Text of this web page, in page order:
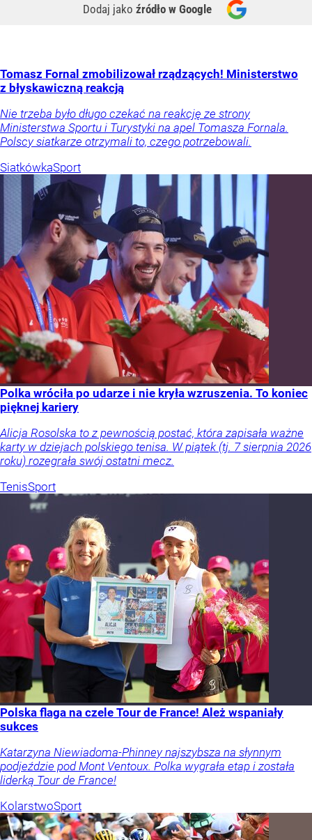
Dodaj jako źródło w Google
Tomasz Fornal zmobilizował rządzących! Ministerstwo
z błyskawiczną reakcją
Nie trzeba było długo czekać na reakcję ze strony
Ministerstwa Sportu i Turystyki na apel Tomasza Fornala.
Polscy siatkarze otrzymali to, czego potrzebowali.
SiatkówkaSport
Polka wróciła po udarze i nie kryła wzruszenia. To koniec
pięknej kariery
Alicja Rosolska to z pewnością postać, która zapisała ważne
karty w dziejach polskiego tenisa. W piątek (tj. 7 sierpnia 2026
roku) rozegrała swój ostatni mecz.
TenisSport
Polska flaga na czele Tour de France! Ależ wspaniały
sukces
Katarzyna Niewiadoma-Phinney najszybsza na słynnym
podjeździe pod Mont Ventoux. Polka wygrała etap i została
liderką Tour de France!
KolarstwoSport